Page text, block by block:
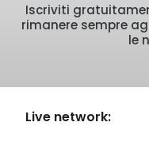
Iscriviti
rimanere sempre
le
Live network: